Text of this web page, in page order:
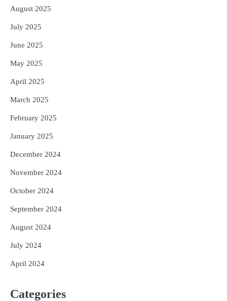
August 2025
July 2025
June 2025
May 2025
April 2025
March 2025
February 2025
January 2025
December 2024
November 2024
October 2024
September 2024
August 2024
July 2024
April 2024
Categories